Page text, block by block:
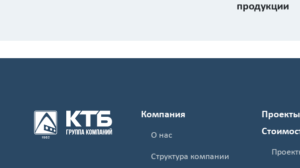
продукции
Компания
О нас
Структура компании
Проекты